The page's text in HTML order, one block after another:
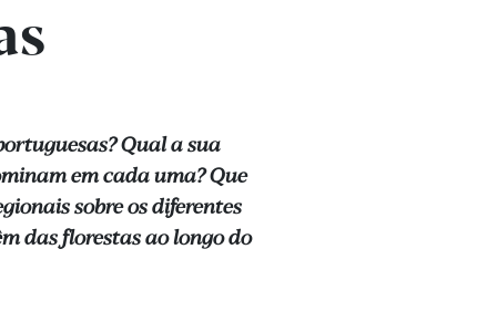
Qual a sua
em cada uma? Que
sobre os diferentes
das florestas ao longo do